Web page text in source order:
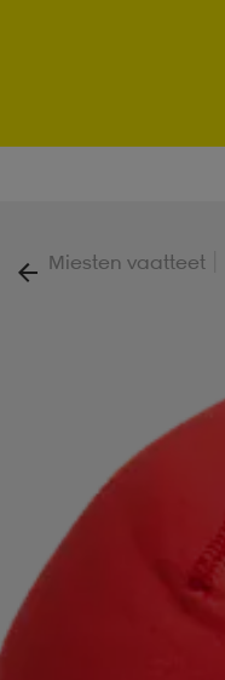
Miesten vaatteet